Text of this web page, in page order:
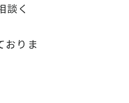
談く
おりま